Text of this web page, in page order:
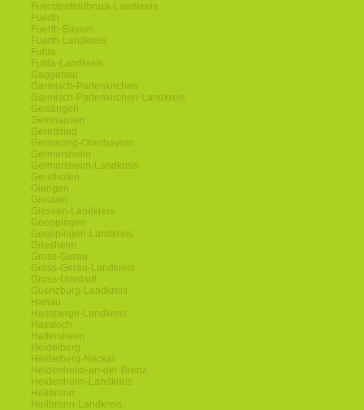
Fuerstenfeldbruck-Landkreis
Fuerth
Fuerth-Bayern
Fuerth-Landkreis
Fulda
Fulda-Landkreis
Gaggenau
Garmisch-Partenkirchen
Garmisch-Partenkirchen-Landkreis
Geislingen
Gelnhausen
Geretsried
Germering-Oberbayern
Germersheim
Germersheim-Landkreis
Gersthofen
Giengen
Giessen
Giessen-Landkreis
Goeppingen
Goeppingen-Landkreis
Griesheim
Gross-Gerau
Gross-Gerau-Landkreis
Gross-Umstadt
Guenzburg-Landkreis
Hanau
Hassberge-Landkreis
Hassloch
Hattersheim
Heidelberg
Heidelberg-Neckar
Heidenheim-an-der-Brenz
Heidenheim-Landkreis
Heilbronn
Heilbronn-Landkreis